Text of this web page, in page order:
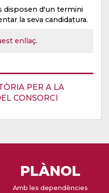
PER A LA
CONSORCI
disposen d'un termini
la seva candidatura.
enllaç.
PLÀNOL
Amb les dependències